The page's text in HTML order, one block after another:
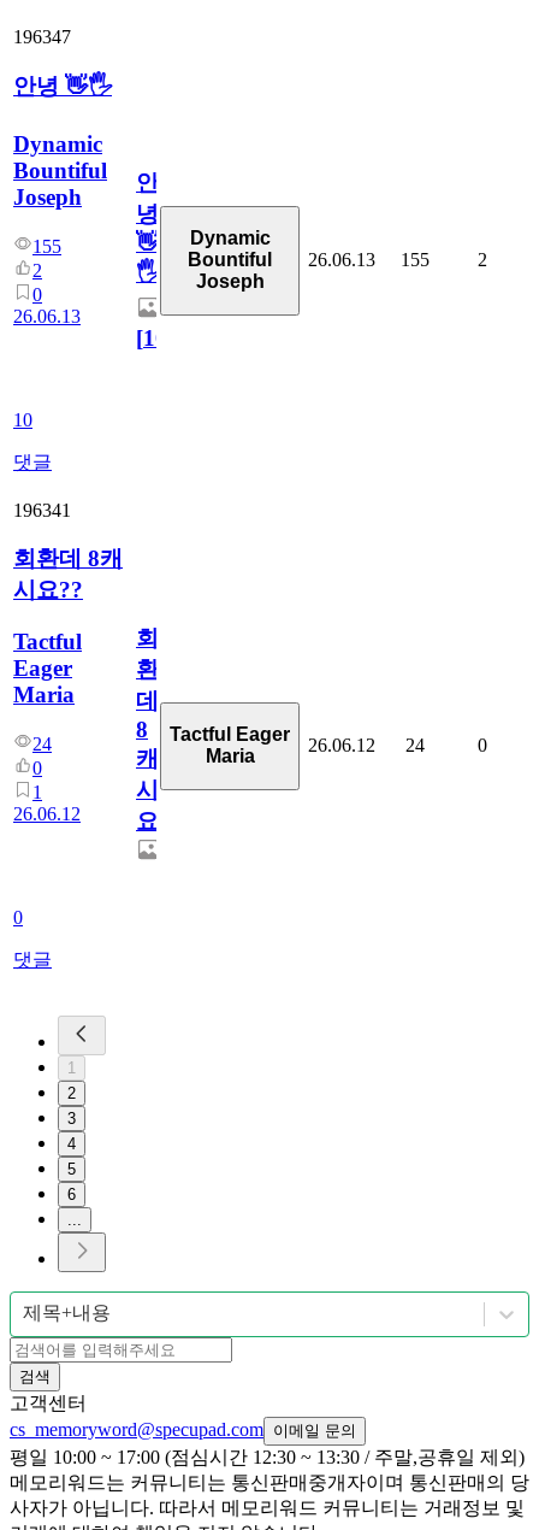
196347
안녕 👋🖐
Dynamic
Bountiful
Joseph
155
2
0
26.06.13
10
댓글
안
녕
👋
🖐
[10
Dynamic
Bountiful
Joseph
26.06.13 155 2
196341
회환데 8캐
시요??
Tactful
Eager
Maria
24
0
1
26.06.12
0
댓글
회
환
데
8
캐
시
요??
Tactful Eager
Maria
26.06.12 24 0
1
2
3
4
5
6
제목+내용
검색
고객센터
cs_memoryword@specupad.com 이메일 문의
평일 10:00 ~ 17:00 (점심시간 12:30 ~ 13:30 / 주말,공휴일 제외)
메모리워드는 커뮤니티는 통신판매중개자이며 통신판매의 당
사자가 아닙니다. 따라서 메모리워드 커뮤니티는 거래정보 및